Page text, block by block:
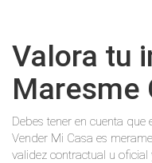
Valora tu
Maresme
Debes tener en cuenta que el resultado del estudio de precio de
Vender Mi Casa es
validez contractual u